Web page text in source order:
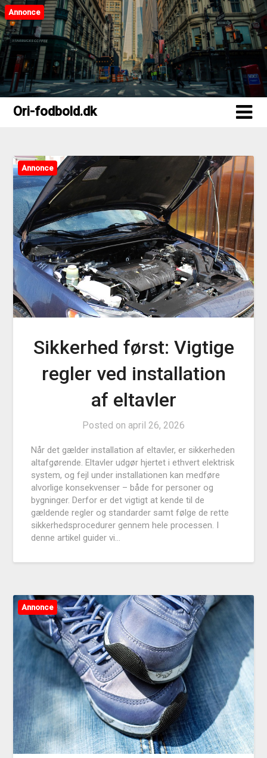
Ori-fodbold.dk
Annonce
Ori-fodbold.dk
Annonce
Sikkerhed først: Vigtige
regler ved installation
af eltavler
Posted on april 26, 2026
Når det gælder installation af eltavler, er sikkerheden
altafgørende. Eltavler udgør hjertet i ethvert elektrisk
system, og fejl under installationen kan medføre
alvorlige konsekvenser – både for personer og
bygninger. Derfor er det vigtigt at kende til de
gældende regler og standarder samt følge de rette
sikkerhedsprocedurer gennem hele processen. I
denne artikel guider vi…
Annonce